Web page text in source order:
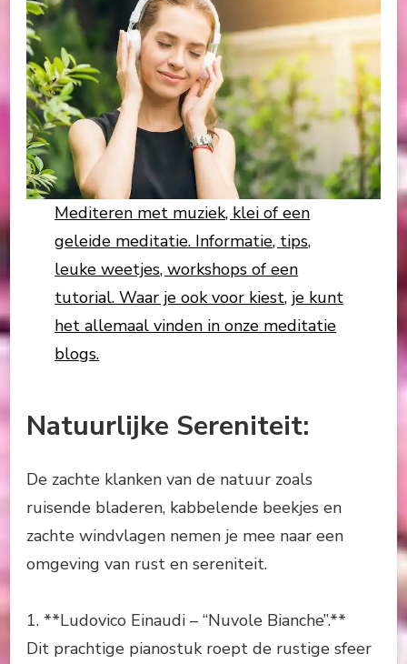
Mediteren met muziek, klei of een
geleide meditatie. Informatie, tips,
leuke weetjes, workshops of een
tutorial. Waar je ook voor kiest, je kunt
het allemaal vinden in onze meditatie
blogs.
Natuurlijke Sereniteit:
De zachte klanken van de natuur zoals
ruisende bladeren, kabbelende beekjes en
zachte windvlagen nemen je mee naar een
omgeving van rust en sereniteit.
1. **Ludovico Einaudi – “Nuvole Bianche”.**
Dit prachtige pianostuk roept de rustige sfeer